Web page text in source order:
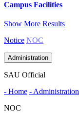
Campus Facilities
Show More Results
Notice NOC
Administration
SAU Official
- Home - Administration
NOC